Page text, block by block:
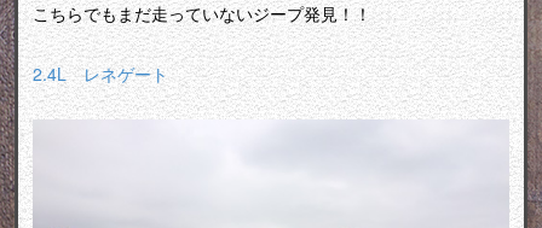
こちらでもまだ走っていないジープ発見！！
2.4L レネゲート